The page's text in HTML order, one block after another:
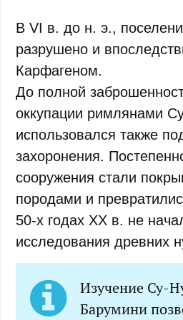
В VI в. до н. э.,
разрушено и
Карфагеном.
До полной
оккупации римлянами
использовался также
захоронения.
сооружения стали
породами и
50-х годах XX в. не
исследования древних
Изучение Су-
Барумини